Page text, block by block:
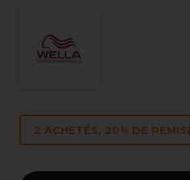
2 ACHETÉS, 20% DE